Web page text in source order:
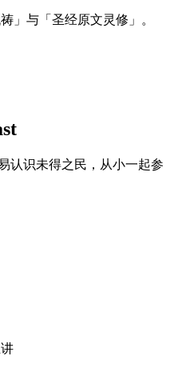
」与「圣经原文灵修」。
认识未得之民，从小一起参